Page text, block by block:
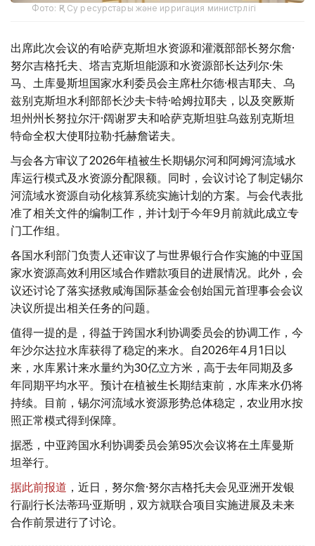
Фото: ҚР Су ресурстары және ирригация министрлігі
出席此次会议的有哈萨克斯坦水资源和灌溉部部长努尔詹·
努尔吉格托夫、塔吉克斯坦能源和水资源部长达列尔·朱
马、土库曼斯坦国家水利委员会主席杜尔德·根吉耶夫、乌
兹别克斯坦水利部部长沙夫卡特·哈姆拉耶夫，以及突厥斯
坦州州长努拉尔汗·阔谢罗夫和哈萨克斯坦驻乌兹别克斯坦
特命全权大使耶拉勒·托赫詹诺夫。
与会各方审议了2026年植被生长期锡尔河和阿姆河流域水
库运行模式及水资源分配限额。同时，会议讨论了制定锡尔
河流域水资源自动化核算系统实施计划的方案。与会代表批
准了相关文件的编制工作，并计划于今年9月前就此成立专
门工作组。
各国水利部门负责人还审议了与世界银行合作实施的中亚国
家水资源高效利用区域合作赠款项目的进展情况。此外，会
议还讨论了落实拯救咸海国际基金会创始国元首理事会会议
决议所提出相关任务的问题。
值得一提的是，得益于跨国水利协调委员会的协调工作，今
年沙尔达拉水库获得了稳定的来水。自2026年4月1日以
来，水库累计来水量约为30亿立方米，高于去年同期及多
年同期平均水平。预计在植被生长期结束前，水库来水仍将
持续。目前，锡尔河流域水资源形势总体稳定，农业用水按
照正常模式得到保障。
据悉，中亚跨国水利协调委员会第95次会议将在土库曼斯
坦举行。
据此前报道 ，近日，努尔詹·努尔吉格托夫会见亚洲开发银
行副行长法蒂玛·亚斯明，双方就联合项目实施进展及未来
合作前景进行了讨论。